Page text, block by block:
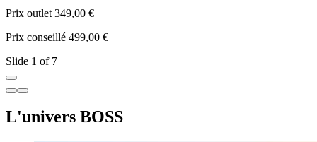
Prix outlet 349,00 €
Prix conseillé 499,00 €
Slide 1 of 7
L'univers BOSS